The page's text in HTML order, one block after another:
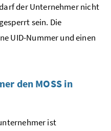
der Unternehmer nicht
sein. Die
UID-Nummer und einen
den MOSS in
ist